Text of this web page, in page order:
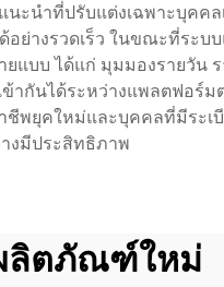
ะนำที่ปรับแต่งเฉพาะบุคค
างรวดเร็ว ในขณะที่ระบ
บบ ได้แก่ มุมมองรายวัน
ากันได้ระหว่างแพลตฟอร์
พยุคใหม่และบุคคลที่มีระ
งมีประสิทธิภาพ
ลิตภัณฑ์ใหม่